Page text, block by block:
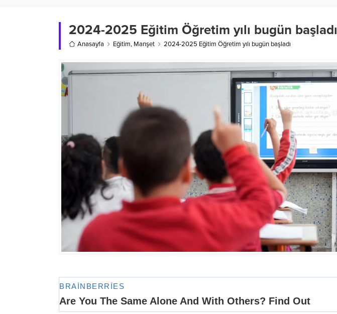
2024-2025 Eğitim Öğretim yılı bugün başladı
Anasayfa Eğitim, Manşet 2024-2025 Eğitim Öğretim yılı bugün başladı